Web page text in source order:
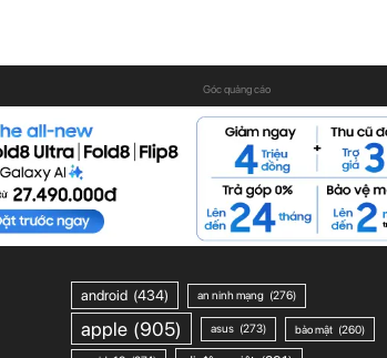
Góc quảng cáo
android (434) an ninh mạng (276)
apple (905) asus (273) bảo mật (260)